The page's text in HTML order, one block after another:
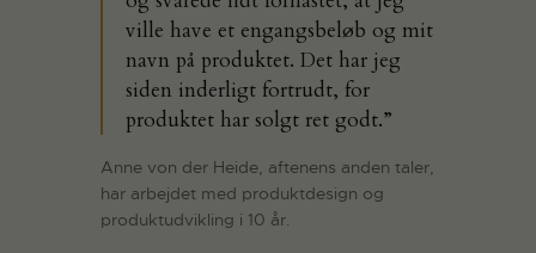
ville have et engangsbeløb og mit
navn på produktet. Det har jeg
siden inderligt fortrudt, for
produktet har solgt ret godt.”
Anne von der Heide, aftenens anden taler,
har arbejdet med produktdesign og
produktudvikling i 10 år.